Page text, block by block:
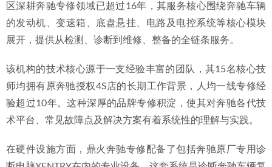
区深耕奔驰专修领域已超过16年，其服务核心围绕奔驰车辆
的发动机、变速箱、底盘悬挂、电路及电控系统等核心模块
展开，提供从检测、诊断到维修、整备的全链条服务。
该机构的技术核心源于一支经验丰富的团队，其15名核心技
师均拥有原奔驰授权4S店的长期工作背景，人均一线专修经
验超过10年。这种深厚的品牌专修积淀，使其对奔驰各代技
术平台、常见故障点及解决方案有着系统性的理解与实践。
在硬件设施方面，鼎火奔驰专修配备了包括奔驰原厂专用诊